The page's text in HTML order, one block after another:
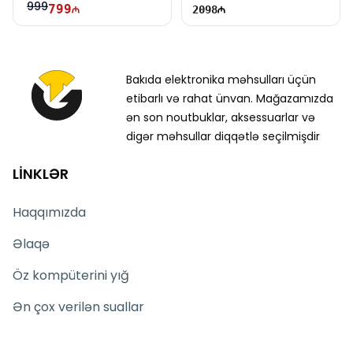
999799 2098
Bakıda elektronika məhsulları üçün
etibarlı və rahat ünvan. Mağazamızda
ən son noutbuklar, aksessuarlar və
digər məhsullar diqqətlə seçilmişdir
LİNKLƏR
Haqqımızda
Əlaqə
Öz kompüterini yığ
Ən çox verilən suallar